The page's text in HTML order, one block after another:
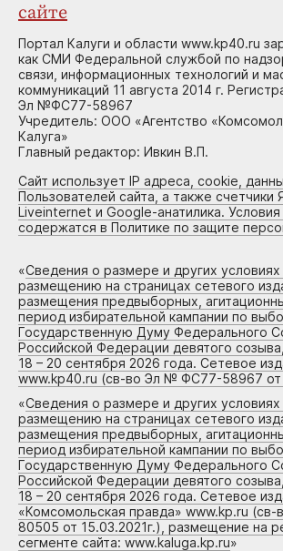
сайте
Портал Калуги и области www.kp40.ru
как СМИ Федеральной службой по
связи, информационных технологий и
коммуникаций 11 августа 2014 г.
Эл №ФС77-58967
Учредитель: ООО «Агентство
Калуга»
Главный редактор: Ивкин В.П.
Сайт использует IP адреса, cookie,
Пользователей сайта, а также счетчики
Liveinternet и Google-анатилика. Условия
содержатся в Политике по защите
«Сведения о размере и других условиях
размещению на страницах сетевого
размещения предвыборных,
период избирательной кампании по
Государственную Думу Федерального
Российской Федерации девятого
18 – 20 сентября 2026 года. Сетевое
www.kp40.ru (св-во Эл № ФС77-58967 от
«Сведения о размере и других условиях
размещению на страницах сетевого
размещения предвыборных,
период избирательной кампании по
Государственную Думу Федерального
Российской Федерации девятого
18 – 20 сентября 2026 года. Сетевое
«Комсомольская правда» www.kp.ru
80505 от 15.03.2021г.), размещение на
сегменте сайта: www.kaluga.kp.ru»